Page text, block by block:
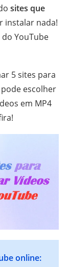
sites que
instalar nada!
YouTube
5 sites para
escolher
em MP4
online: